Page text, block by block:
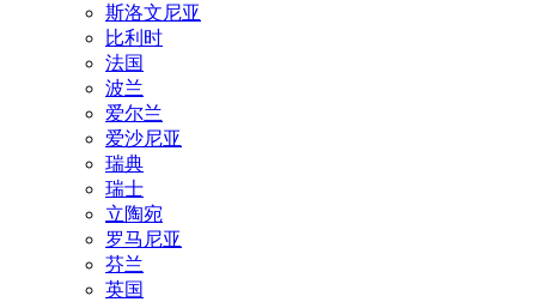
斯洛文尼亚
比利时
法国
波兰
爱尔兰
爱沙尼亚
瑞典
瑞士
立陶宛
罗马尼亚
芬兰
英国